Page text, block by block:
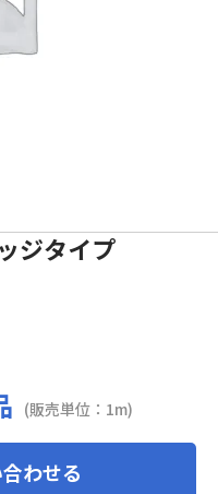
ジタイプ
(販売単位：1m)
わせる